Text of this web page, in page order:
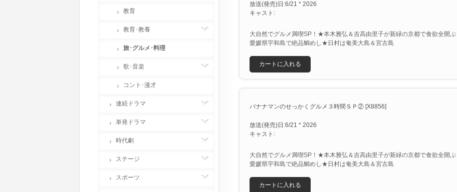
放送(発売)日:6/21 * 2026
キャスト:
大自然でグルメ満喫SP！★本木雅弘＆吉高由里子が新緑の京都で食欲全開
愛媛県宇和島で絶品鯛めし★日村は奄美大島＆宮古島
カートに入れる
バナナマンのせっかくグルメ３時間ＳＰ② [X8856]
放送(発売)日:6/21 * 2026
キャスト:
大自然でグルメ満喫SP！★本木雅弘＆吉高由里子が新緑の京都で食欲全開
愛媛県宇和島で絶品鯛めし★日村は奄美大島＆宮古島
カートに入れる
教育
教育･教養
旅･グルメ･料理
歌･音楽
コント･漫才
連続ドラマ
単発ドラマ
時代劇
ステージ
スポーツ